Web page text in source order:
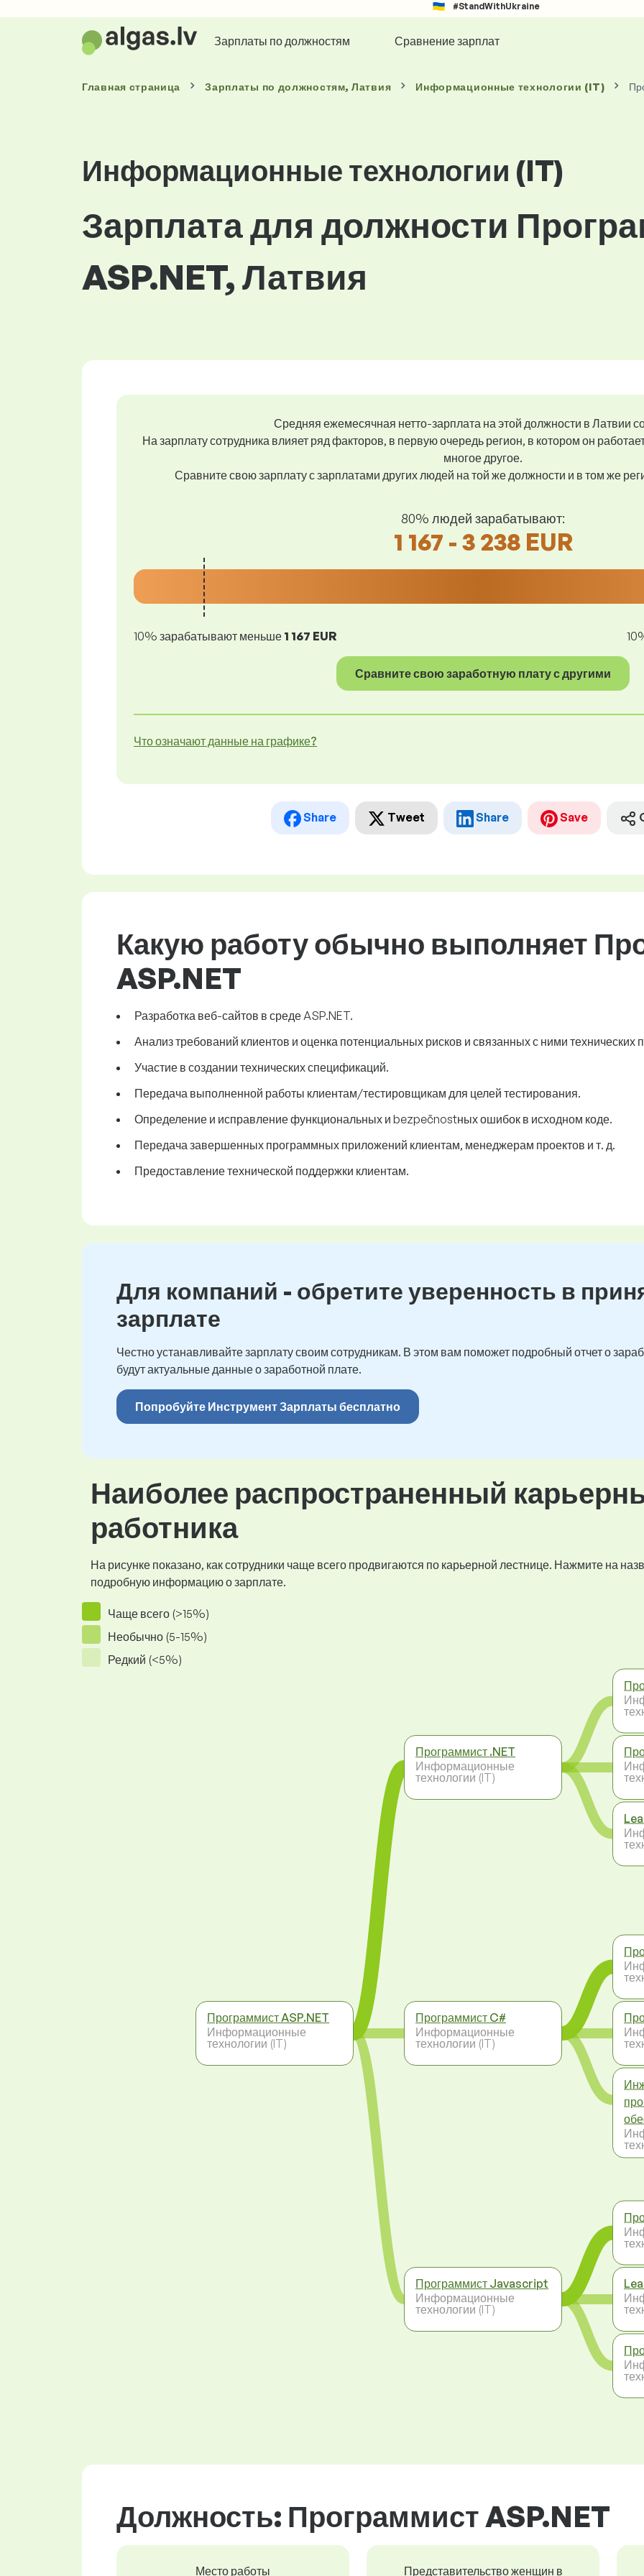
#StandWithUkraine
Зарплаты по должностям Сравнение зарплат
Главная страница Зарплаты по должностям, Латвия Информационные технологии (IT)
Информационные технологии (IT)
Зарплата для должности
ASP.NET, Латвия
Средняя ежемесячная нетто-зарплата на этой должности в Латвии
На зарплату сотрудника влияет ряд факторов, в первую очередь регион, в котором он
многое другое.
Сравните свою зарплату с зарплатами других людей на той же должности и в том же
80% людей зарабатывают:
1 167 - 3 238 EUR
10% зарабатывают меньше 1 167 EUR
Сравните свою заработную плату с другими
Что означают данные на графике?
Share Tweet Share Save
Какую работу обычно выполняет
ASP.NET
Разработка веб-сайтов в среде ASP.NET.
Анализ требований клиентов и оценка потенциальных рисков и связанных с ними технических
Участие в создании технических спецификаций.
Передача выполненной работы клиентам/тестировщикам для целей тестирования.
Определение и исправление функциональных и bezpečnostных ошибок в исходном коде.
Передача завершенных программных приложений клиентам, менеджерам проектов и т. д.
Предоставление технической поддержки клиентам.
Для компаний - обретите уверенность в
зарплате
Честно устанавливайте зарплату своим сотрудникам. В этом вам поможет подробный отчет о
будут актуальные данные о заработной плате.
Попробуйте Инструмент Зарплаты бесплатно
Наиболее распространенный
работника
На рисунке показано, как сотрудники чаще всего продвигаются по карьерной лестнице. Нажмите на
подробную информацию о зарплате.
Чаще всего (>15%)
Необычно (5-15%)
Редкий (<5%)
Программист ASP.NET
Информационные
технологии (IT)
Программист .NET
Информационные
технологии (IT)
Программист C#
Информационные
технологии (IT)
Программист Javascript
Информационные
технологии (IT)
Должность: Программист ASP.NET
Место работы Представительство женщин в